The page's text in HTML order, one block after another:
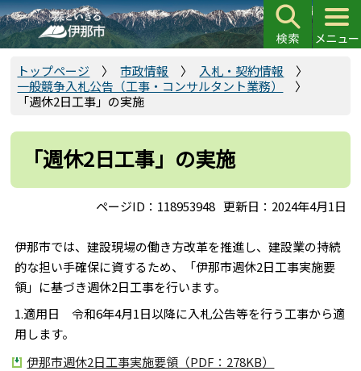
こ
の
ペ
先
トップページ 市政情報
入札・契約情報
一般競争入札公告（工事・コンサルタント業務）
「週休2日工事」の実施
「週休2日工事」の実施
ページID：118953948 更新日：2024年4月1日
伊那市では、建設現場の働き方改革を推進し、建設業の持続
的な担い手確保に資するため、「伊那市週休2日工事実施要
領」に基づき週休2日工事を行います。
1.適用日 令和6年4月1日以降に入札公告等を行う工事から適
用します。
伊那市週休2日工事実施要領（PDF：278KB）